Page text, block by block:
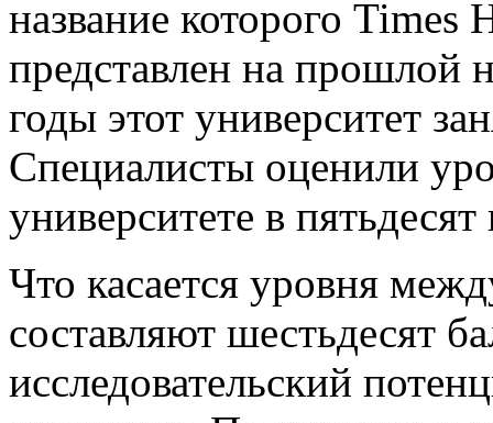
название которого
представлен на прошлой
годы этот университет
Специалисты оценили
университете в
Что касается уровня
составляют шестьдесят
исследовательский